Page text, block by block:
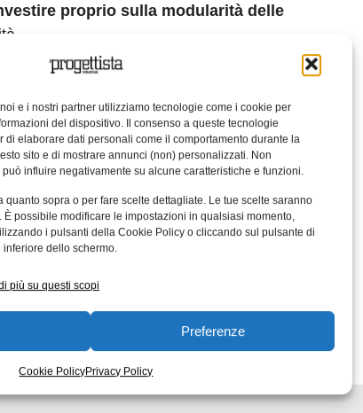
e i nostri partner utilizziamo tecnologie come i cookie per
del dispositivo. Il consenso a queste tecnologie
di elaborare dati personali come il comportamento durante la
sito e di mostrare annunci (non) personalizzati. Non
influire negativamente su alcune caratteristiche e funzioni.
quanto sopra o per fare scelte dettagliate. Le tue scelte saranno
possibile modificare le impostazioni in qualsiasi momento,
i pulsanti della Cookie Policy o cliccando sul pulsante di
dello schermo.
più su questi scopi
Preferenze
Cookie PolicyPrivacy Policy
proprio sulla modularità delle
predittiva e diagnostica on the flyper
intelligenti, raccolgono dati, dialogano
di un dispositivo , evitando preventivamente lo
Manutenzione predittiva